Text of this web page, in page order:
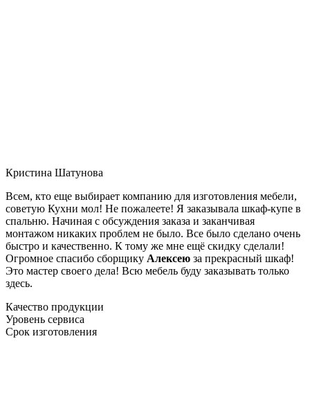
Кристина Шатунова
Всем, кто еще выбирает компанию для изготовления мебели,
советую Кухни мол! Не пожалеете! Я заказывала шкаф-купе в
спальню. Начиная с обсуждения заказа и заканчивая
монтажом никаких проблем не было. Все было сделано очень
быстро и качественно. К тому же мне ещё скидку сделали!
Огромное спасибо сборщику Алексею за прекрасный шкаф!
Это мастер своего дела! Всю мебель буду заказывать только
здесь.
Качество продукции
Уровень сервиса
Срок изготовления